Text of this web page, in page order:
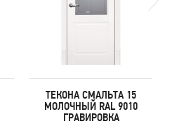
ТЕКОНА СМАЛЬТА 15
МОЛОЧНЫЙ RAL 9010
ГРАВИРОВКА